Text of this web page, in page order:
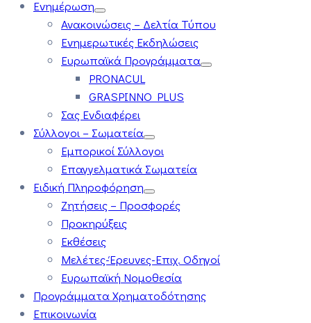
Ενημέρωση
Ανακοινώσεις – Δελτία Τύπου
Ενημερωτικές Εκδηλώσεις
Ευρωπαϊκά Προγράμματα
PRONACUL
GRASPINNO PLUS
Σας Ενδιαφέρει
Σύλλογοι – Σωματεία
Εμπορικοί Σύλλογοι
Επαγγελματικά Σωματεία
Ειδική Πληροφόρηση
Ζητήσεις – Προσφορές
Προκηρύξεις
Εκθέσεις
Μελέτες-Έρευνες-Επιχ. Οδηγοί
Ευρωπαϊκή Νομοθεσία
Προγράμματα Χρηματοδότησης
Επικοινωνία